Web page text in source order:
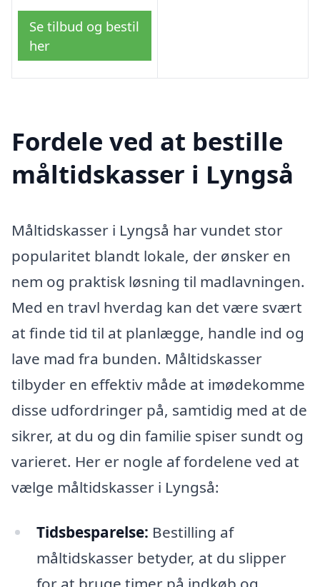
Se tilbud og bestil
her
Fordele ved at bestille
måltidskasser i Lyngså
Måltidskasser i Lyngså har vundet stor
popularitet blandt lokale, der ønsker en
nem og praktisk løsning til madlavningen.
Med en travl hverdag kan det være svært
at finde tid til at planlægge, handle ind og
lave mad fra bunden. Måltidskasser
tilbyder en effektiv måde at imødekomme
disse udfordringer på, samtidig med at de
sikrer, at du og din familie spiser sundt og
varieret. Her er nogle af fordelene ved at
vælge måltidskasser i Lyngså:
Tidsbesparelse: Bestilling af
måltidskasser betyder, at du slipper